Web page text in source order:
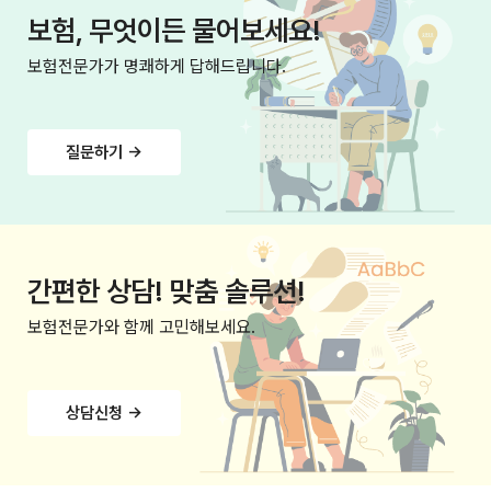
보험, 무엇이든 물어보세요!
보험전문가가 명쾌하게 답해드립니다.
질문하기 →
간편한 상담! 맞춤 솔루션!
보험전문가와 함께 고민해보세요.
상담신청 →